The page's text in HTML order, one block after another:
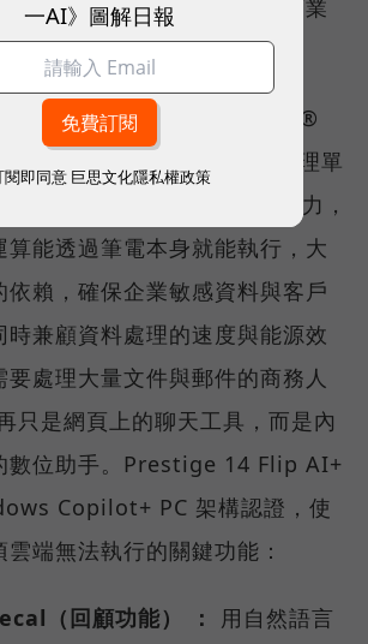
庶務變得更高效，並能確保商業
Flip AI+ 搭載最新的 Intel®
處理器，擁有強大的神經處理單
提供優異的本地端 AI 運算能力，
算能透過筆電本身就能執行，大
依賴，確保企業敏感資料與客戶
時兼顧資料處理的速度與能源效
處理大量文件與郵件的商務人
只是網頁上的聊天工具，而是內
數位助手。Prestige 14 Flip AI+
Copilot+ PC 架構認證，使
端無法執行的關鍵功能：
（回顧功能） ：
用自然語言
一AI》圖解日報
閱即同意 巨思文化隱私權政策